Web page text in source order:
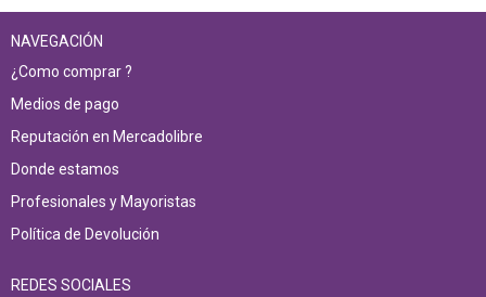
NAVEGACIÓN
¿Como comprar ?
Medios de pago
Reputación en Mercadolibre
Donde estamos
Profesionales y Mayoristas
Política de Devolución
REDES SOCIALES